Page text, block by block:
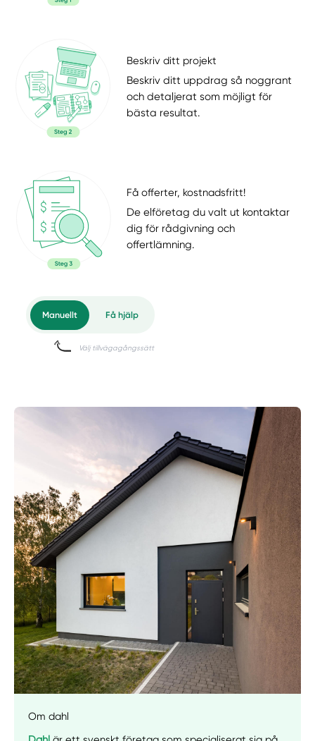
Beskriv ditt projekt
Beskriv ditt uppdrag så noggrant
och detaljerat som möjligt för
bästa resultat.
Få offerter, kostnadsfritt!
De elföretag du valt ut kontaktar
dig för rådgivning och
offertlämning.
Manuellt
Välj tillvägagångssätt
Om dahl